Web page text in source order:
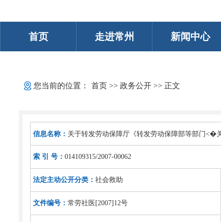
首页 走进常州 新闻中心
您当前的位置： 首页>> 政务公开>> 正文
信息名称： 关于转发劳动保障厅《转发劳动保障部等部门<�
索 引 号： 014109315/2007-00062
法定主动公开分类： 社会救助
文件编号： 常劳社医[2007]12号